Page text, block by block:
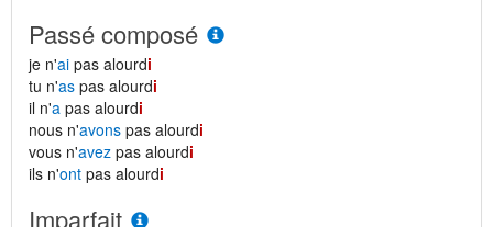
Passé composé
je n'ai pas alourdi
tu n'as pas alourdi
il n'a pas alourdi
nous n'avons pas alourdi
vous n'avez pas alourdi
ils n'ont pas alourdi
Imparfait